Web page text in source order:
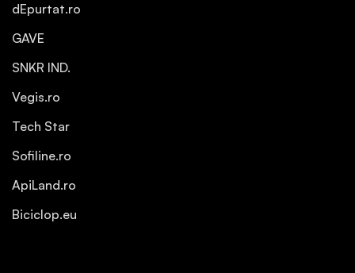
dEpurtat.ro
GAVE
SNKR IND.
Vegis.ro
Tech Star
Sofiline.ro
ApiLand.ro
Biciclop.eu